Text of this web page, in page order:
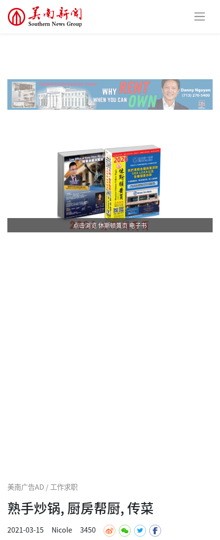
点击浏览 休斯顿黄页 电子书
美南广告AD / 工作求职
熟手炒锅, 厨房帮厨, 传菜
2021-03-15 Nicole 3450